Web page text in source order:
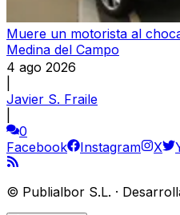
Muere un motorista al
Medina del Campo
4 ago 2026
Javier S. Fraile
0
Facebook
Instagram X
© Publialbor S.L. ·